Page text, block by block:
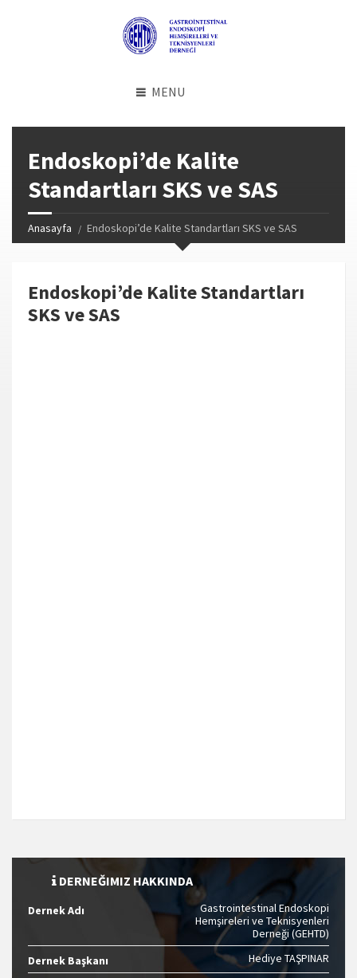
MENU
Endoskopi’de Kalite
Standartları SKS ve SAS
Anasayfa Endoskopi’de Kalite Standartları SKS ve SAS
Endoskopi’de Kalite Standartları
SKS ve SAS
DERNEĞIMIZ HAKKINDA
Dernek Adı
Gastrointestinal Endoskopi
Hemşireleri ve Teknisyenleri
Derneği (GEHTD)
Dernek Başkanı
Hediye TAŞPINAR